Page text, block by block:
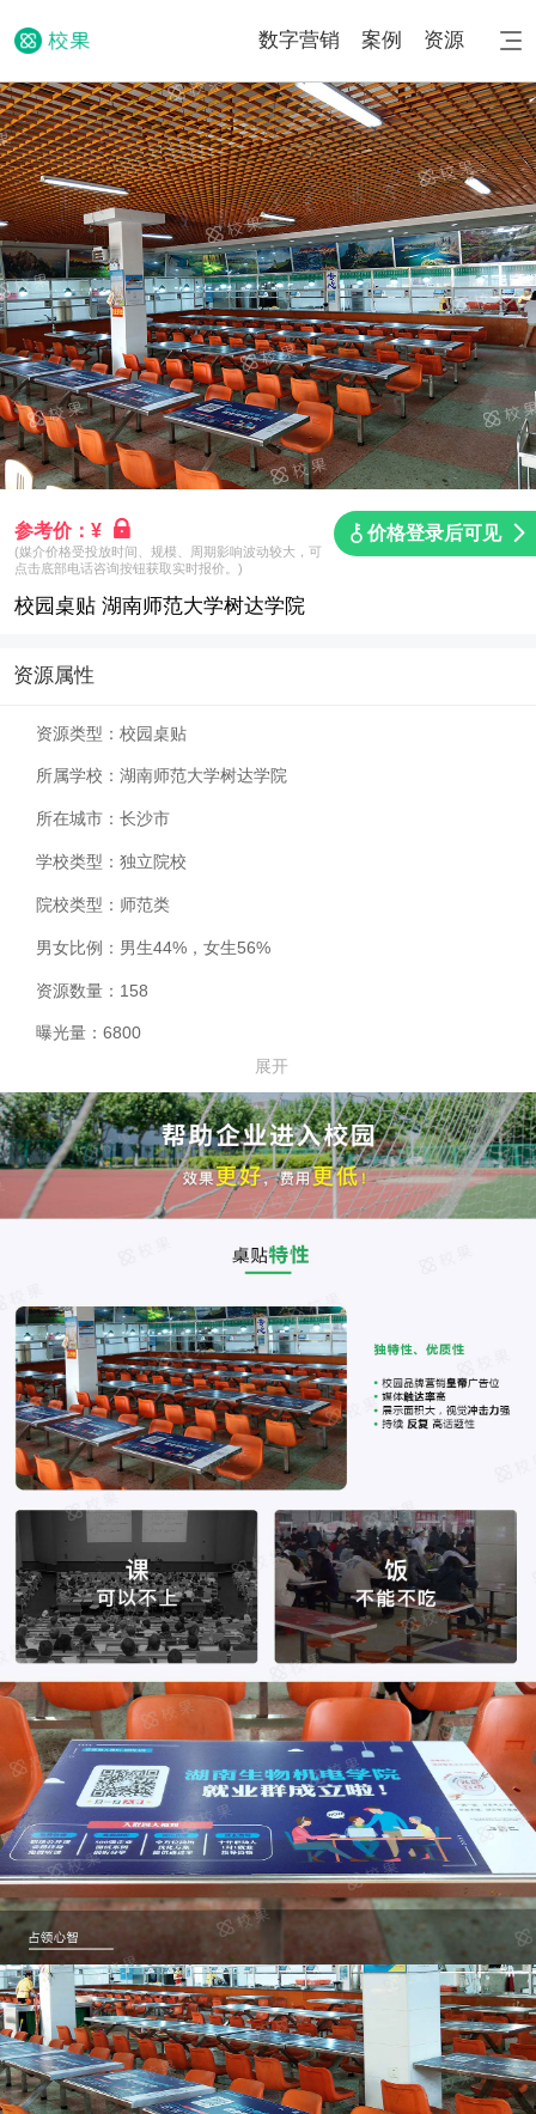
数字营销 案例 资源
参考价：¥ 价格登录后可见
(媒介价格受投放时间、规模、周期影响波动较大，可
点击底部电话咨询按钮获取实时报价。)
校园桌贴 湖南师范大学树达学院
资源属性
资源类型： 校园桌贴
所属学校： 湖南师范大学树达学院
所在城市： 长沙市
学校类型： 独立院校
院校类型： 师范类
男女比例： 男生44%，女生56%
资源数量： 158
曝光量： 6800
展开